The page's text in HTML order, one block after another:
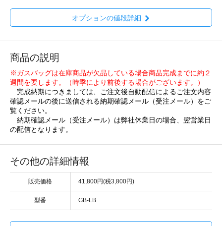
オプションの値段詳細
商品の説明
※ガスバッグは在庫商品が欠品している場合商品完成までに約２
週間を要します。（時季により前後する場合がございます。）
完成納期につきましては、ご注文後自動配信によるご注文内容
確認メールの後に送信される納期確認メール（受注メール）をご
覧ください。
納期確認メール（受注メール）は弊社休業日の場合、翌営業日
の配信となります。
その他の詳細情報
販売価格 41,800円(税3,800円)
型番 GB-LB